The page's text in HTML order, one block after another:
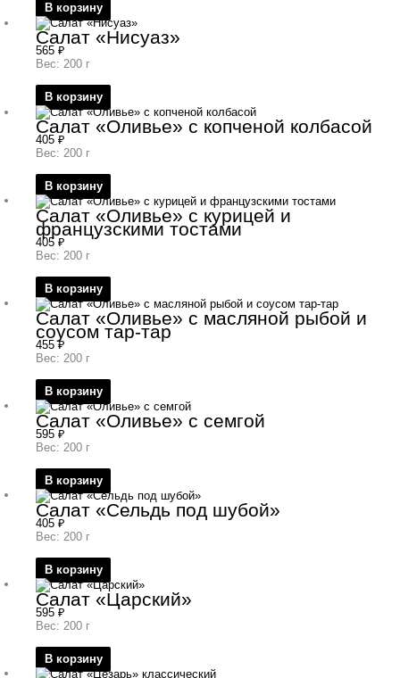
В корзину
Салат «Нисуаз»
565 ₽
Вес: 200 г
В корзину
Салат «Оливье» с копченой колбасой
405 ₽
Вес: 200 г
В корзину
Салат «Оливье» с курицей и
французскими тостами
405 ₽
Вес: 200 г
В корзину
Салат «Оливье» с масляной рыбой и
соусом тар-тар
455₽
Вес: 200 г
В корзину
Салат «Оливье» с семгой
595 ₽
Вес: 200 г
В корзину
Салат «Сельдь под шубой»
405 ₽
Вес: 200 г
В корзину
Салат «Царский»
595 ₽
Вес: 200 г
В корзину